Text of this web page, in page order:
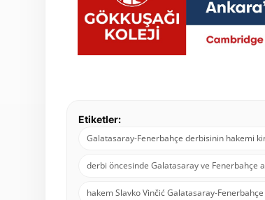
Etiketler:
Galatasaray-Fenerbahçe derbisinin hakemi
derbi öncesinde Galatasaray ve Fenerbahçe
hakem Slavko Vinčić Galatasaray-Fenerbahçe